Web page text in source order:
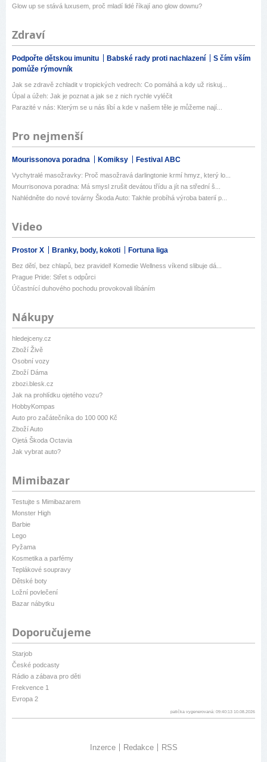
Glow up se stává luxusem, proč mladí lidé říkají ano glow downu?
Zdraví
Podpořte dětskou imunitu Babské rady proti nachlazení
S čím vším
pomůže rýmovník
Jak se zdravě zchladit v tropických vedrech: Co pomáhá a kdy už riskuj...
Úpal a úžeh: Jak je poznat a jak se z nich rychle vyléčit
Parazité v nás: Kterým se u nás líbí a kde v našem těle je můžeme nají...
Pro nejmenší
Mourissonova poradna Komiksy Festival ABC
Vychytralé masožravky: Proč masožravá darlingtonie krmí hmyz, který lo...
Mourrisonova poradna: Má smysl zrušit devátou třídu a jít na střední š...
Nahlédněte do nové továrny Škoda Auto: Takhle probíhá výroba baterií p...
Video
Prostor X Branky, body, kokoti Fortuna liga
Bez dětí, bez chlapů, bez pravidel! Komedie Wellness víkend slibuje dá...
Prague Pride: Střet s odpůrci
Účastnící duhového pochodu provokovali líbáním
Nákupy
hledejceny.cz
Zboží Živě
Osobní vozy
Zboží Dáma
zbozi.blesk.cz
Jak na prohlídku ojetého vozu?
HobbyKompas
Auto pro začátečníka do 100 000 Kč
Zboží Auto
Ojetá Škoda Octavia
Jak vybrat auto?
Mimibazar
Testujte s Mimibazarem
Monster High
Barbie
Lego
Pyžama
Kosmetika a parfémy
Teplákové soupravy
Dětské boty
Ložní povlečení
Bazar nábytku
Doporučujeme
Starjob
České podcasty
Rádio a zábava pro děti
Frekvence 1
Evropa 2
patička vygenerovaná: 09:40:13 10.08.2026
Inzerce Redakce RSS